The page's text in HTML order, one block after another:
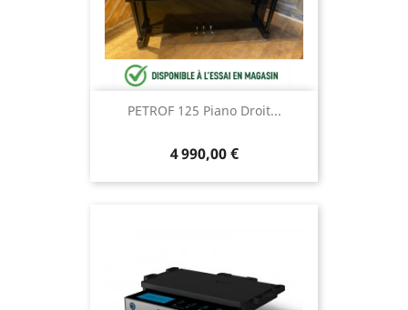
PETROF 125 Piano Droit...
4 990,00 €